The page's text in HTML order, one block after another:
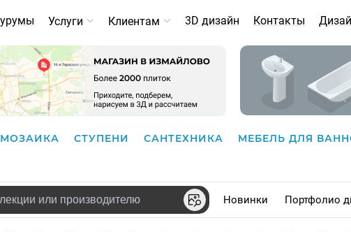
Услуги Клиентам 3D дизайн Контакты
МОЗАИКА СТУПЕНИ САНТЕХНИКА МЕБЕЛЬ ДЛЯ
Новинки Портфолио